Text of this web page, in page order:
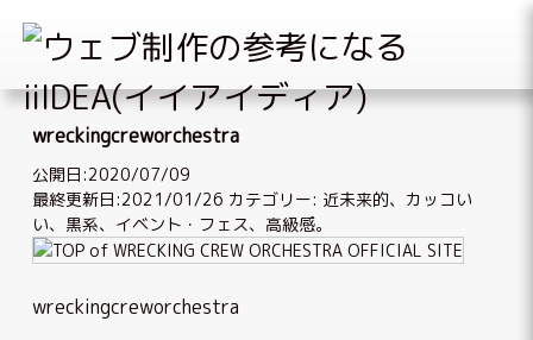
Skip
content
wreckingcreworchestra
公開日:2020/07/09
最終更新日:2021/01/26 カテゴリー: 近未来的、 カッコい
い、 黒系、 イベント・フェス、 高級感。
wreckingcreworchestra